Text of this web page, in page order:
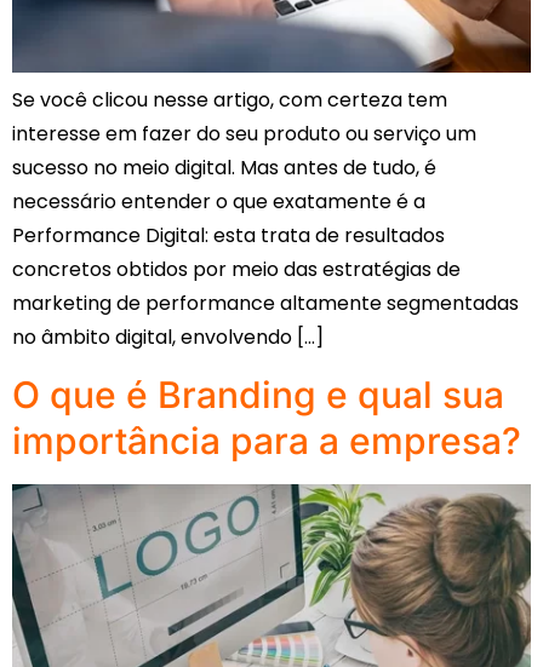
Se você clicou nesse artigo, com certeza tem
interesse em fazer do seu produto ou serviço um
sucesso no meio digital. Mas antes de tudo, é
necessário entender o que exatamente é a
Performance Digital: esta trata de resultados
concretos obtidos por meio das estratégias de
marketing de performance altamente segmentadas
no âmbito digital, envolvendo […]
O que é Branding e qual sua
importância para a empresa?